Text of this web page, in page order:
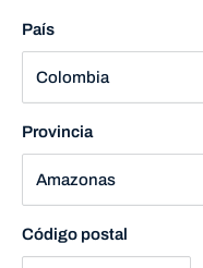
País
Provincia
Código postal